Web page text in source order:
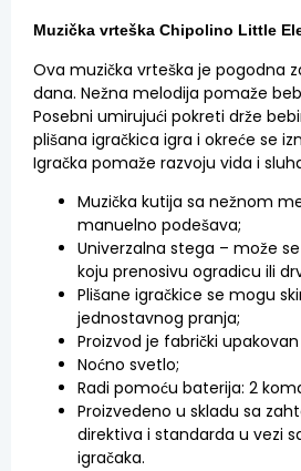
Muzička vrteška Chipolino Little
Ova muzička vrteška je pogodna
dana. Nežna melodija pomaže
Posebni umirujući pokreti drže
plišana igračkica igra i okreće se
Igračka pomaže razvoju vida i
Muzička kutija sa nežnom
manuelno podešava;
Univerzalna stega – može
koju prenosivu ogradicu ili
Plišane igračkice se mogu
jednostavnog pranja;
Proizvod je fabrički
Noćno svetlo;
Radi pomoću baterija: 2
Proizvedeno u skladu sa
direktiva i standarda u vezi
igračaka.